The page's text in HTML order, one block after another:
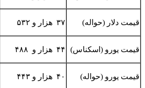
قیمت دلار (حواله) ۳۷ هزار و ۵۳۲
قیمت یورو (اسکناس) ۴۴ هزار و ۴۸۸
قیمت یورو (حواله) ۴۰ هزار و ۴۴۳